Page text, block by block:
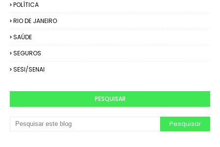
POLÍTICA
RIO DE JANEIRO
SAÚDE
SEGUROS
SESI/SENAI
PESQUISAR